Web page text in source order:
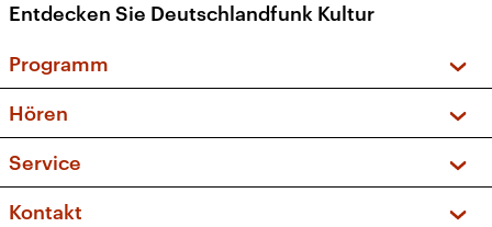
Entdecken Sie Deutschlandfunk Kultur
Programm
Sendungen und Podcasts
Musikliste
Kakadu – Das Kinderprogramm
Hören
Frequenzen (UKW + DAB+)
Service
FAQ
Kontakt